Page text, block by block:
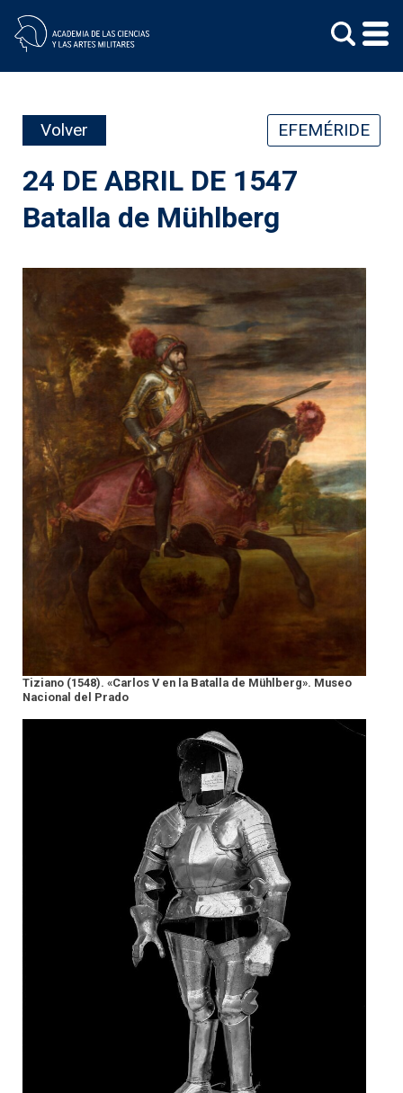
content
Volver EFEMÉRIDE
24 DE ABRIL DE 1547
Batalla de Mühlberg
Tiziano (1548). «Carlos V en la Batalla de Mühlberg». Museo
Nacional del Prado